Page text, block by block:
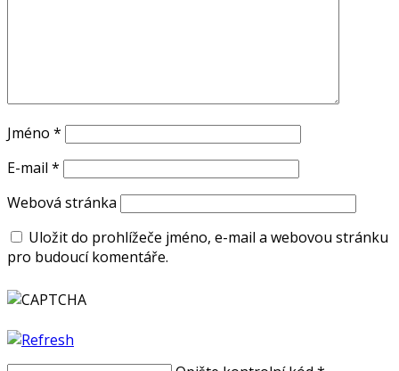
Jméno *
E-mail *
Webová stránka
Uložit do prohlížeče jméno, e-mail a webovou stránku
pro budoucí komentáře.